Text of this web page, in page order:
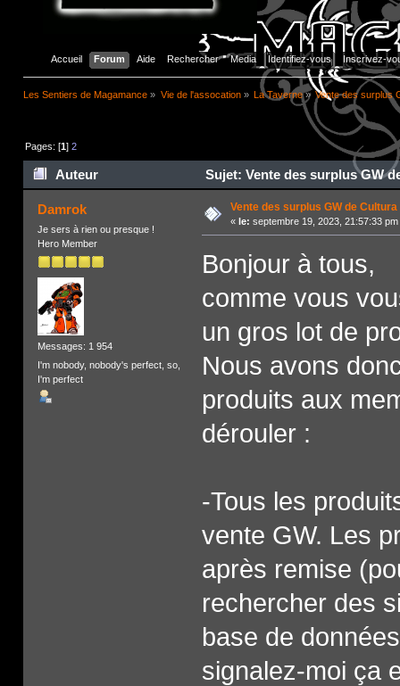
Accueil Forum Aide Rechercher Media Identifiez-vous Inscrivez-
Les Sentiers de Magamance » Vie de l'assocation» La Taverne» Vente des surplus
Pages: [1]2
Auteur Sujet: Vente des surplus GW
Damrok
Je sers à rien ou presque !
Hero Member
Messages: 1 954
I'm nobody, nobody's perfect, so,
I'm perfect
Vente des surplus GW de Cultura
« le: septembre 19, 2023, 21:57:33 pm
Bonjour à tous,
comme vous
un gros lot de
Nous avons
produits aux
dérouler :
-Tous les
vente GW. Les
après remise
rechercher des
base de
signalez-moi ça